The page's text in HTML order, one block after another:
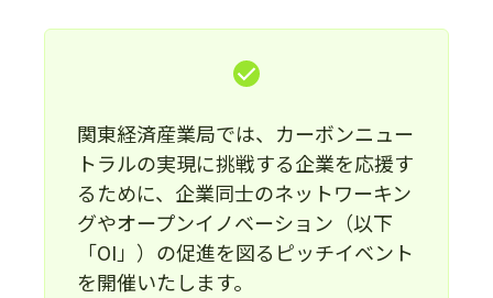
関東経済産業局では、カーボンニュー
トラルの実現に挑戦する企業を応援す
るために、企業同士のネットワーキン
グやオープンイノベーション（以下
「OI」）の促進を図るピッチイベント
を開催いたします。